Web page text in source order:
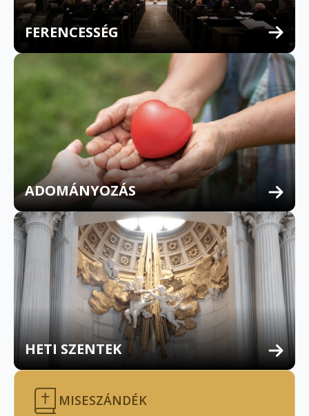
FERENCESSÉG
MULTILINGUAL CONFESSION
ADOMÁNYOZÁS
HETI SZENTEK
MISESZÁNDÉK